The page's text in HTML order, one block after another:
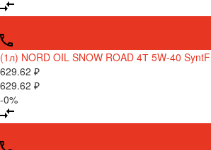
(1л) NORD OIL SNOW ROAD 4Т 5W-40 SyntF
629.62 ₽
629.62 ₽
-0%